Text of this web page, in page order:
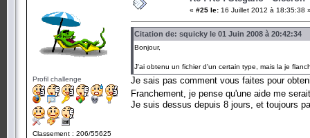
Profil challenge
Classement : 206/55625
« #25 le: 16 Juillet 2012 à 18:35:38
Citation de: squicky le 01 Juin 2008 à 20:42:34
Bonjour,
J'ai obtenu un fichier d'un certain type, mais la je
Je sais pas comment vous faites pour
Franchement, je pense qu'une aide me
Je suis dessus depuis 8 jours, et toujours